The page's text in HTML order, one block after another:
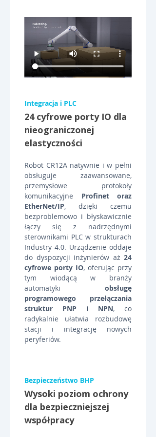
Integracja i PLC
24 cyfrowe porty IO dla
nieograniczonej
elastyczności
Robot CR12A natywnie i w pełni
obsługuje zaawansowane,
przemysłowe protokoły
komunikacyjne Profinet oraz
EtherNet/IP, dzięki czemu
bezproblemowo i błyskawicznie
łączy się z nadrzędnymi
sterownikami PLC w strukturach
Industry 4.0. Urządzenie oddaje
do dyspozycji inżynierów aż 24
cyfrowe porty IO, oferując przy
tym wiodącą w branży
automatyki obsługę
programowego przełączania
struktur PNP i NPN, co
radykalnie ułatwia rozbudowę
stacji i integrację nowych
peryferiów.
Bezpieczeństwo BHP
Wysoki poziom ochrony
dla bezpieczniejszej
współpracy